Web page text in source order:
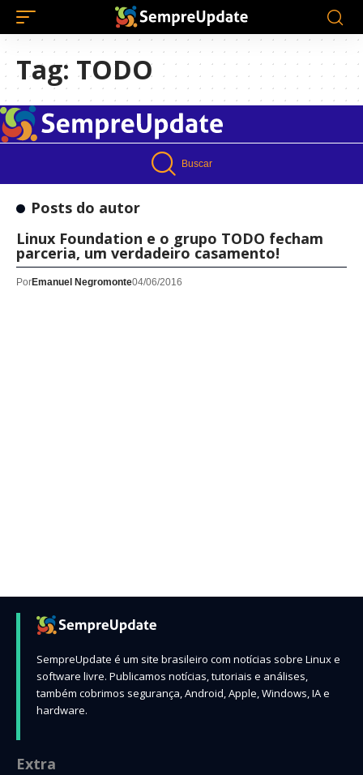
Tag: TODO
Buscar
Posts do autor
Linux Foundation e o grupo TODO fecham
parceria, um verdadeiro casamento!
PorEmanuel Negromonte04/06/2016
SempreUpdate é um site brasileiro com notícias sobre Linux e
software livre. Publicamos notícias, tutoriais e análises,
também cobrimos segurança, Android, Apple, Windows, IA e
hardware.
Extra